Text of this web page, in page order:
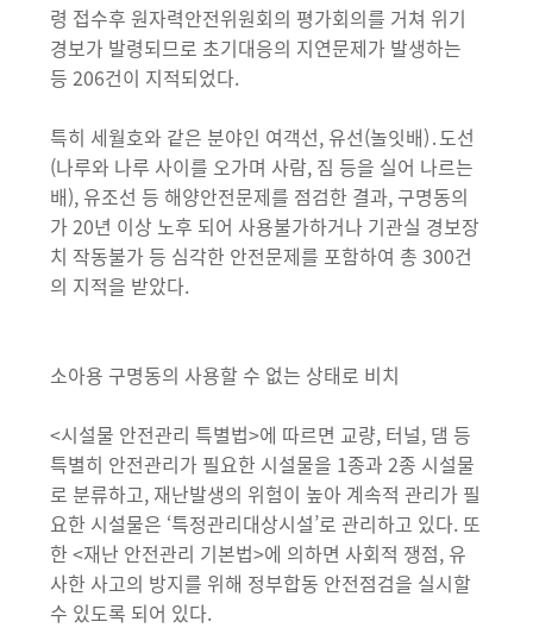
령 접수후 원자력안전위원회의 평가회의를 거쳐 위기
경보가 발령되므로 초기대응의 지연문제가 발생하는
등 206건이 지적되었다.
특히 세월호와 같은 분야인 여객선, 유선(놀잇배)․도선
(나루와 나루 사이를 오가며 사람, 짐 등을 실어 나르는
배), 유조선 등 해양안전문제를 점검한 결과, 구명동의
가 20년 이상 노후 되어 사용불가하거나 기관실 경보장
치 작동불가 등 심각한 안전문제를 포함하여 총 300건
의 지적을 받았다.
소아용 구명동의 사용할 수 없는 상태로 비치
<시설물 안전관리 특별법>에 따르면 교량, 터널, 댐 등
특별히 안전관리가 필요한 시설물을 1종과 2종 시설물
로 분류하고, 재난발생의 위험이 높아 계속적 관리가 필
요한 시설물은 ‘특정관리대상시설’로 관리하고 있다. 또
한 <재난 안전관리 기본법>에 의하면 사회적 쟁점, 유
사한 사고의 방지를 위해 정부합동 안전점검을 실시할
수 있도록 되어 있다.